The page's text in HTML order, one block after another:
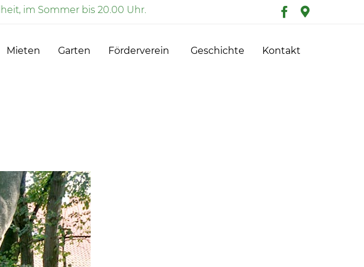
im Sommer bis 20.00 Uhr.
Mieten Garten Förderverein Geschichte Kontakt